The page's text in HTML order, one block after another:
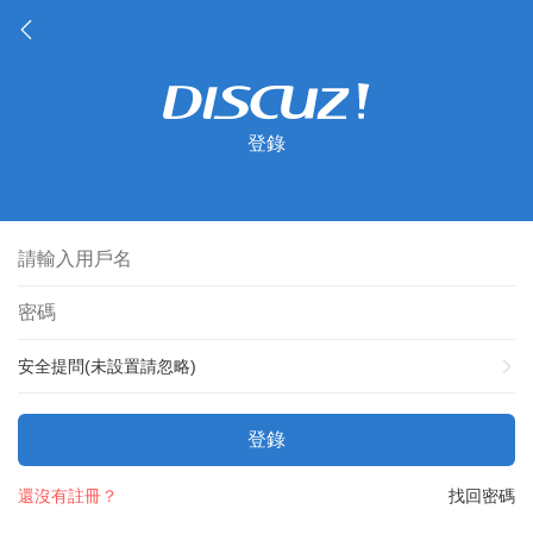
登錄
安全提問(未設置請忽略)
登錄
找回密碼
還沒有註冊？